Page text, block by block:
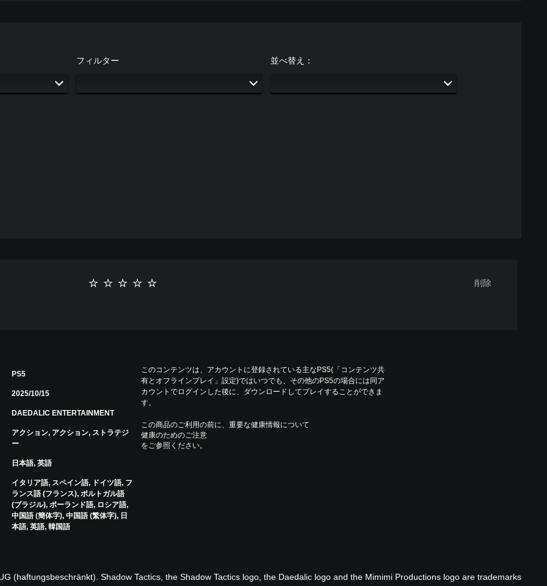
フィルター 並べ替え：
削除
PS5
2025/10/15
DAEDALIC ENTERTAINMENT
アクション, アクション, ストラテジ
ー
日本語, 英語
イタリア語, スペイン語, ドイツ語, フ
ランス語 (フランス), ポルトガル語
(ブラジル), ポーランド語, ロシア語,
中国語 (簡体字), 中国語 (繁体字), 日
本語, 英語, 韓国語
このコンテンツは、アカウントに登録されている主なPS5(「コンテンツ共
有とオフラインプレイ」設定)ではいつでも、その他のPS5の場合には同ア
カウントでログインした後に、ダウンロードしてプレイすることができま
す。
この商品のご利用の前に、重要な健康情報について
健康のためのご注意
をご参照ください。
(haftungsbeschränkt). Shadow Tactics, the Shadow Tactics logo, the Daedalic logo and the Mimimi Productions logo are trademarks